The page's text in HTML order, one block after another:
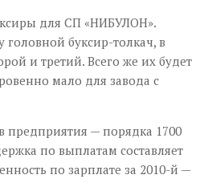
для СП «НИБУЛОН».
буксир-толкач, в
и третий. Всего же их будет
мало для завода с
предприятия — порядка 1700
по выплатам составляет
по зарплате за 2010-й —